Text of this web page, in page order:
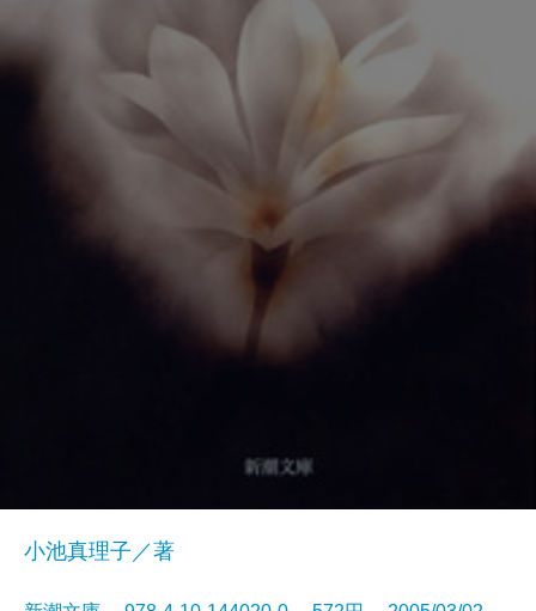
小池真理子／著